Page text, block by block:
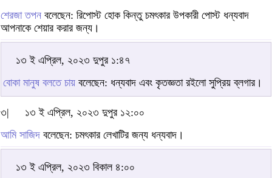
শেরজা তপন বলেছেন: রিপোস্ট হোক কিন্তু চমৎকার উপকারী পোস্ট ধন্যবাদ
আপনাকে শেয়ার করার জন্য।
১৩ ই এপ্রিল, ২০২৩ দুপুর ১:৪৭
বোকা মানুষ বলতে চায় বলেছেন: ধন্যবাদ এবং কৃতজ্ঞতা রইলো সুপ্রিয় ব্লগার।
৩|
১৩ ই এপ্রিল, ২০২৩ দুপুর ১২:০০
আমি সাজিদ বলেছেন: চমৎকার লেখাটির জন্য ধন্যবাদ।
১৩ ই এপ্রিল, ২০২৩ বিকাল ৪:০০